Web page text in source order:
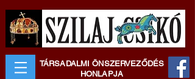
TÁRSADALMI ÖNSZERVEZŐDÉS
HONLAPJA